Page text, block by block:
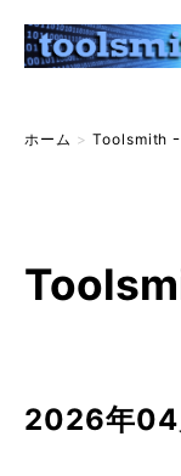
ホーム > Toolsmith
2026年04